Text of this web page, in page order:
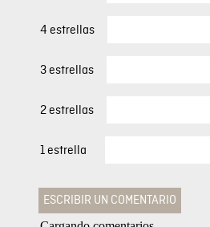
4 estrellas
3 estrellas
2 estrellas
1 estrella
ESCRIBIR UN COMENTARIO